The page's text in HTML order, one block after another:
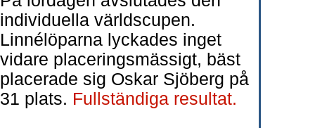
individuella världscupen.
Linnélöparna lyckades inget
vidare placeringsmässigt, bäst
placerade sig Oskar Sjöberg på
31 plats. Fullständiga resultat.